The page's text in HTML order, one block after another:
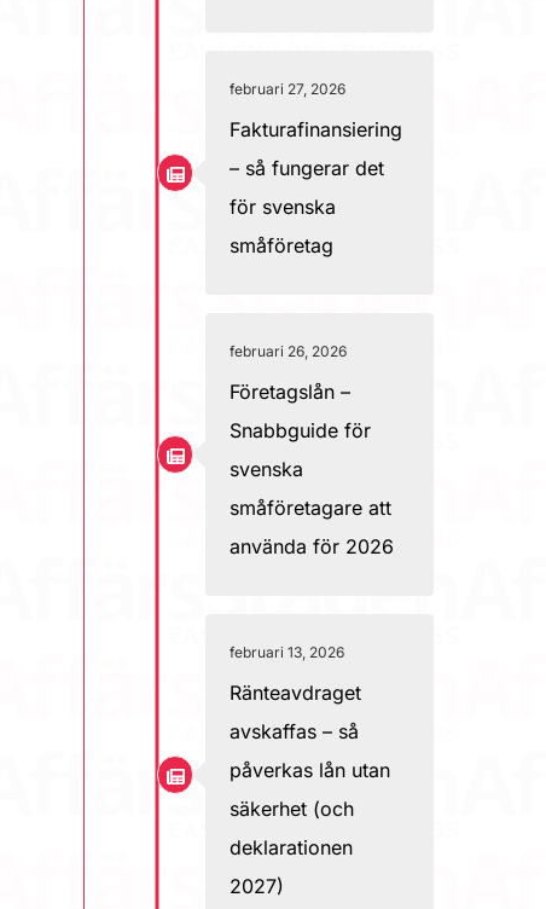
februari 27, 2026
Fakturafinansiering
– så fungerar det
för svenska
småföretag
februari 26, 2026
Företagslån –
Snabbguide för
svenska
småföretagare att
använda för 2026
februari 13, 2026
Ränteavdraget
avskaffas – så
påverkas lån utan
säkerhet (och
deklarationen
2027)